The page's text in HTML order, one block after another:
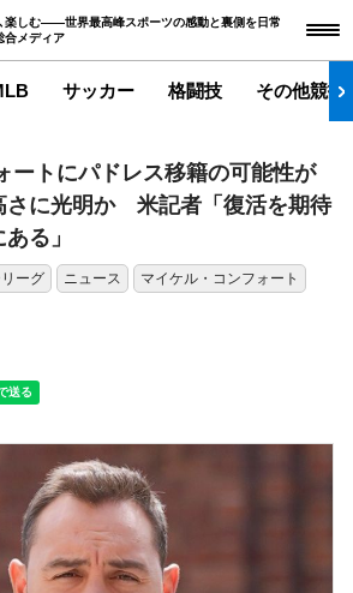
楽しむ――世界最高峰スポーツの感動と裏側を日常
合メディア
サッカー 格闘技 その他競技
ートにパドレス移籍の可能性が
さに光明か 米記者「復活を期待
る」
ーグ ニュース マイケル・コンフォート